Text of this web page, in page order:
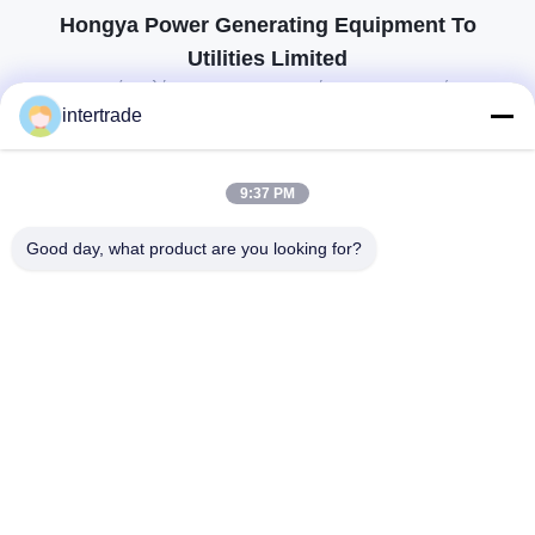
Hongya Power Generating Equipment To
Utilities Limited
προσαρμοσμένες λύσεις για να ανταποκρίνονται στις απαιτήσεις των
86-28-37561966-8:00
intertrade
9:37 PM
Good day, what product are you looking for?